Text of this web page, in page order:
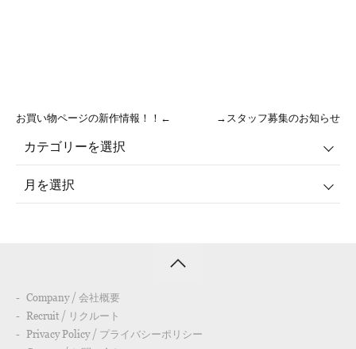
お買い物ページの新作情報！！← →スタッフ募集のお知らせ
Company / 会社概要
Recruit / リクルート
Privacy Policy / プライバシーポリシー